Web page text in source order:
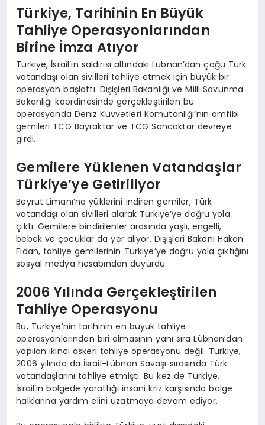
Türkiye, Tarihinin En Büyük
Tahliye Operasyonlarından
Birine İmza Atıyor
Türkiye, İsrail’in saldırısı altındaki Lübnan’dan çoğu Türk
vatandaşı olan sivilleri tahliye etmek için büyük bir
operasyon başlattı. Dışişleri Bakanlığı ve Milli Savunma
Bakanlığı koordinesinde gerçekleştirilen bu
operasyonda Deniz Kuvvetleri Komutanlığı’nın amfibi
gemileri TCG Bayraktar ve TCG Sancaktar devreye
girdi.
Gemilere Yüklenen Vatandaşlar
Türkiye’ye Getiriliyor
Beyrut Limanı’na yüklerini indiren gemiler, Türk
vatandaşı olan sivilleri alarak Türkiye’ye doğru yola
çıktı. Gemilere bindirilenler arasında yaşlı, engelli,
bebek ve çocuklar da yer alıyor. Dışişleri Bakanı Hakan
Fidan, tahliye gemilerinin Türkiye’ye doğru yola çıktığını
sosyal medya hesabından duyurdu.
2006 Yılında Gerçekleştirilen
Tahliye Operasyonu
Bu, Türkiye’nin tarihinin en büyük tahliye
operasyonlarından biri olmasının yanı sıra Lübnan’dan
yapılan ikinci askeri tahliye operasyonu değil. Türkiye,
2006 yılında da İsrail-Lübnan Savaşı sırasında Türk
vatandaşlarını tahliye etmişti. Bu kez de Türkiye,
İsrail’in bölgede yarattığı insani kriz karşısında bölge
halklarına yardım elini uzatmaya devam ediyor.